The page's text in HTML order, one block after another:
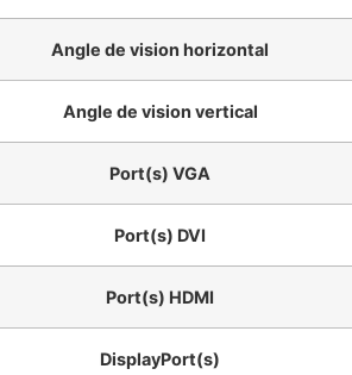
Angle de vision horizontal
Angle de vision vertical
Port(s) VGA
Port(s) DVI
Port(s) HDMI
DisplayPort(s)